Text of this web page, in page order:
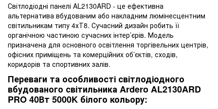
Світлодіодні панелі AL2130ARD - це ефективна
альтернатива вбудованим або накладним люмінесцентним
світильникам типу 4хТ8. Сучасний дизайн робить її
органічною частиною сучасних інтер’єрів. Модель
призначена для основного освітлення торгівельних центрів,
офісних приміщень та комерційних об’єктів, сходів,
коридорів та спортивних залів.
Переваги та особливості світлодіодного
вбудованого світильника Ardero AL2130ARD
PRO 40Вт 5000K білого кольору: